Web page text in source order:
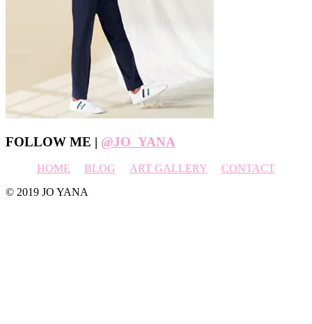
Footer
FOLLOW ME | @JO_YANA
HOME BLOG ART GALLERY
CONTACT
© 2019 JO YANA